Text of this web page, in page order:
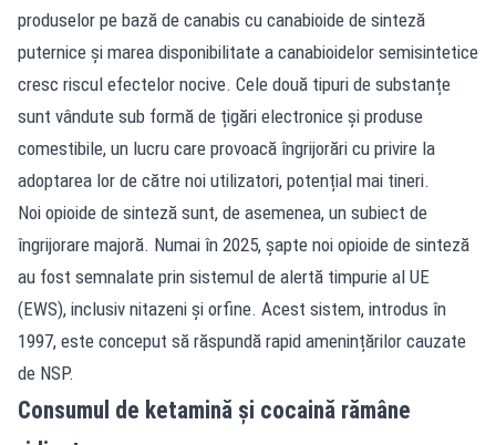
produselor pe bază de canabis cu canabioide de sinteză
puternice și marea disponibilitate a canabioidelor semisintetice
cresc riscul efectelor nocive. Cele două tipuri de substanțe
sunt vândute sub formă de țigări electronice și produse
comestibile, un lucru care provoacă îngrijorări cu privire la
adoptarea lor de către noi utilizatori, potențial mai tineri.
Noi opioide de sinteză sunt, de asemenea, un subiect de
îngrijorare majoră. Numai în 2025, șapte noi opioide de sinteză
au fost semnalate prin sistemul de alertă timpurie al UE
(EWS), inclusiv nitazeni și orfine. Acest sistem, introdus în
1997, este conceput să răspundă rapid amenințărilor cauzate
de NSP.
Consumul de ketamină și cocaină rămâne